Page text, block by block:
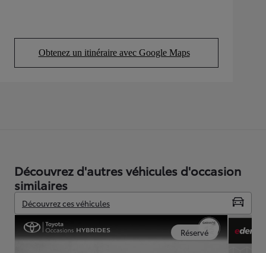
Obtenez un itinéraire avec Google Maps
(Opens in new tab)
Découvrez d'autres véhicules d'occasion
similaires
Découvrez ces véhicules
Réservé